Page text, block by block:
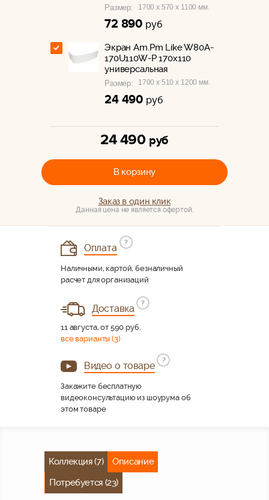
Размер: 1700 x 570 x 1100 мм.
72 890 руб
Экран Am.Pm Like W80A-
170U110W-P 170x110
универсальная
Размер: 1700 x 510 x 1200 мм.
24 490 руб
24 490 руб
В корзину
Заказ в один клик
Данная цена не является офертой.
Оплата
?
Наличными, картой, безналичный
расчет для организаций
Доставка
?
11 августа, от 590 руб.
все варианты (3)
Видео о товаре
?
Закажите бесплатную
видеоконсультацию из шоурума об
этом товаре
Коллекция (7)
Описание
Потребуется (23)